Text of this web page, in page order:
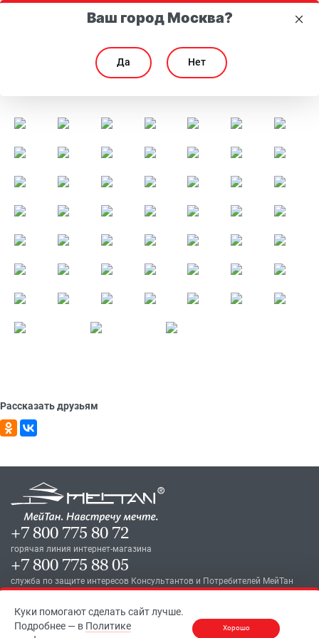
13 День Рождения МейТан: Форум Олимпийцев
Рассказать друзьям
+7 800 775 80 72
горячая линия интернет-магазина
+7 800 775 88 05
служба по защите интересов Консультантов и Потребителей МейТан
для голосовых сообщений Президенту
Куки помогают сделать сайт лучше.
Подробнее — в Политике
Хорошо
Ваш город Москва?
Да Нет